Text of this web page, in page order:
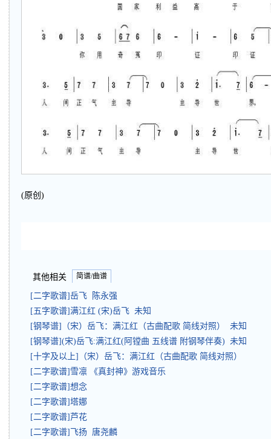
(原创)
其他相关 简谱/曲谱
[二字歌谱]岳飞 陈永强
[五字歌谱]满江红 (宋)岳飞 未知
[钢琴谱]（宋）岳飞：满江红（古曲配歌 简线对照） 未知
[钢琴谱](宋)岳飞:满江红(阿镗曲 五线谱 附钢琴伴奏) 未知
[十字及以上]（宋）岳飞：满江红（古曲配歌 简线对照）
[二字歌谱]雪凛 《真封神》游戏音乐
[二字歌谱]想念
[二字歌谱]塔娜
[二字歌谱]芦花
[二字歌谱]飞扬 唐尧麟